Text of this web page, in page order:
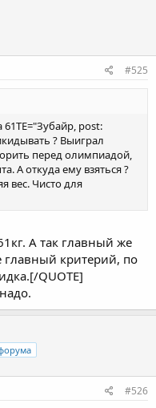
#525
post:
? Выиграл
перед олимпиадой,
А откуда ему взяться ?
вес. Чисто для
А так главный же
главный критерий, по
QUOTE]
#526